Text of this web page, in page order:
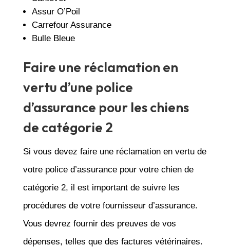
Assur O’Poil
Carrefour Assurance
Bulle Bleue
Faire une réclamation en
vertu d’une police
d’assurance pour les chiens
de catégorie 2
Si vous devez faire une réclamation en vertu de
votre police d’assurance pour votre chien de
catégorie 2, il est important de suivre les
procédures de votre fournisseur d’assurance.
Vous devrez fournir des preuves de vos
dépenses, telles que des factures vétérinaires.